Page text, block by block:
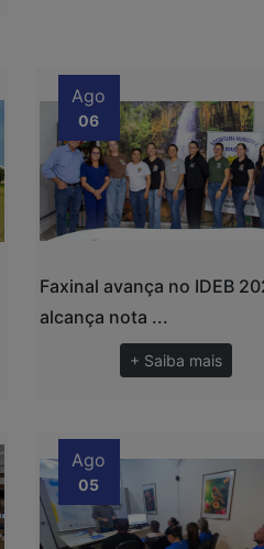
Ago
06
Faxinal avança no IDEB
alcança nota ...
+ Saiba mais
Ago
05